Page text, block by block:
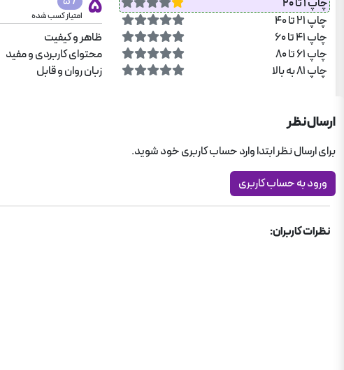
چاپ 1 تا 20
چاپ 21 تا 40
چاپ 41 تا 60
چاپ 61 تا 80
چاپ 81 به بالا
5 امتیاز کسب شده
ظاهر و کیفیت
محتوای کاربردی و مفید
زبان روان و قابل
ارسال نظر
برای ارسال نظر ابتدا وارد حساب کاربری خود شوید.
ورود به حساب کاربری
نظرات کاربران: